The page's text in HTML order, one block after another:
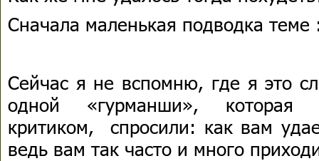
Сначала маленькая подводка теме
Сейчас я не вспомню, где я это
одной «гурманши», которая
критиком, спросили: как вам
ведь вам так часто и много